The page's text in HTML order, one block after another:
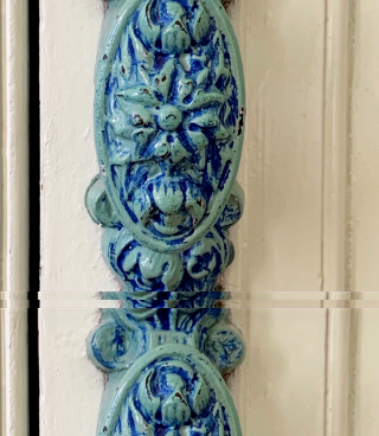
Schlafzimmer mit Bad verfügen über
ein eigenes Bad und befinden sich in
der 1er Etage.
Jedes Zimmer ist einzigartig und
liebevoll dekoriert und nach meinen
Lieblingsliedern der berüchtigten
französischen Chanteuse benannt.
Edith Piaf.